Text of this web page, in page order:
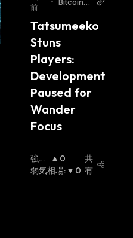
前
Tatsumeeko
Stuns
Players:
Development
Paused for
Wander
Focus
強気
相場:
0
弱気相場: 0
共
有